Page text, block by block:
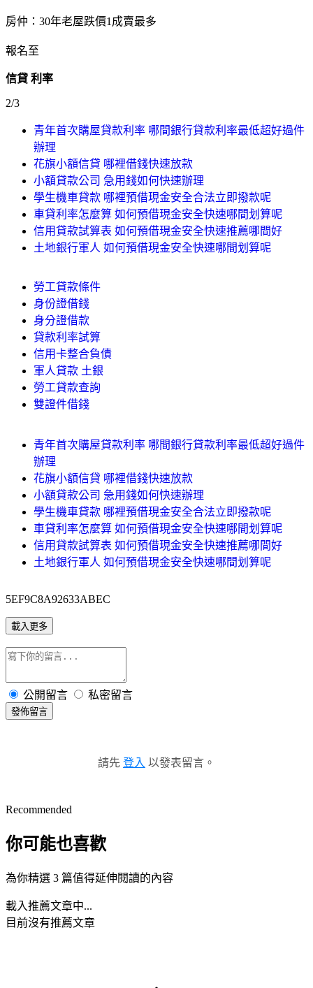
房仲：30年老屋跌價1成賣最多
報名至
信貸 利率
2/3
青年首次購屋貸款利率 哪間銀行貸款利率最低超好過件
辦理
花旗小額信貸 哪裡借錢快速放款
小額貸款公司 急用錢如何快速辦理
學生機車貸款 哪裡預借現金安全合法立即撥款呢
車貸利率怎麼算 如何預借現金安全快速哪間划算呢
信用貸款試算表 如何預借現金安全快速推薦哪間好
土地銀行軍人 如何預借現金安全快速哪間划算呢
勞工貸款條件
身份證借錢
身分證借款
貸款利率試算
信用卡整合負債
軍人貸款 土銀
勞工貸款查詢
雙證件借錢
青年首次購屋貸款利率 哪間銀行貸款利率最低超好過件
辦理
花旗小額信貸 哪裡借錢快速放款
小額貸款公司 急用錢如何快速辦理
學生機車貸款 哪裡預借現金安全合法立即撥款呢
車貸利率怎麼算 如何預借現金安全快速哪間划算呢
信用貸款試算表 如何預借現金安全快速推薦哪間好
土地銀行軍人 如何預借現金安全快速哪間划算呢
5EF9C8A92633ABEC
載入更多
公開留言 私密留言
發佈留言
請先 登入 以發表留言。
Recommended
你可能也喜歡
為你精選 3 篇值得延伸閱讀的內容
載入推薦文章中...
目前沒有推薦文章